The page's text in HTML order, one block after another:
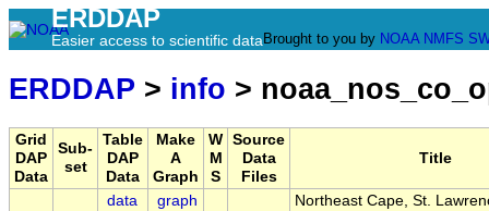
ERDDAP
Easier access to scientific data Brought to you by NOAA NMFS
ERDDAP > info >
Grid
DAP
Data
Sub-
set
Table
DAP
Data
Make
A
Graph
W
M
S
Source
Data
Files
Title
data graph Northeast Cape, St.